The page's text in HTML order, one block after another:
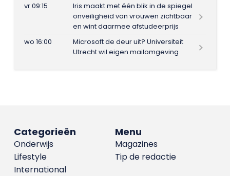
vr 09:15
Iris maakt met één blik in de spiegel
onveiligheid van vrouwen zichtbaar
en wint daarmee afstudeerprijs
wo 16:00
Microsoft de deur uit? Universiteit
Utrecht wil eigen mailomgeving
Menu
Magazines
Tip de redactie
Categorieën
Onderwijs
Lifestyle
International